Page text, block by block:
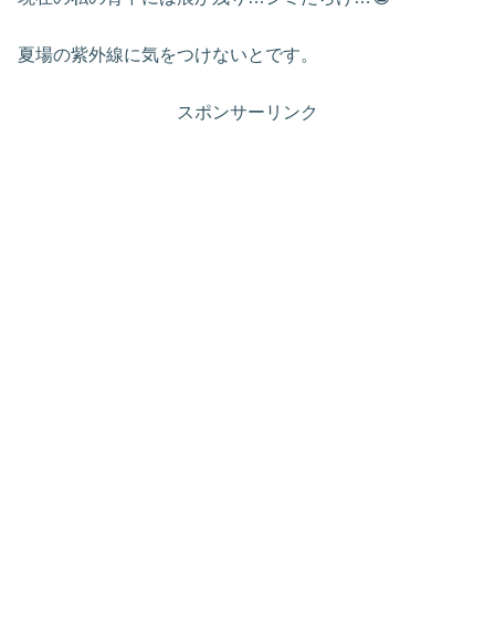
夏場の紫外線に気をつけないとです。
スポンサーリンク